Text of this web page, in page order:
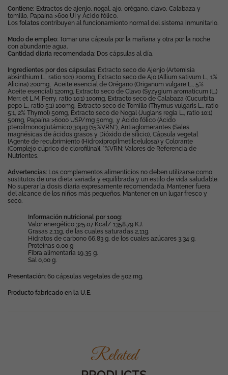
Contiene: Extractos de ajenjo, nogal, ajo, orégano, clavo, Calabaza y
tomillo, Papaína >600 UI y Ácido fólico.
Los folatos contribuyen al funcionamiento normal del sistema inmunitario.
Modo de empleo: Tomar una cápsula por la mañana y otra por la noche
con abundante agua.
Cantidad diaria recomendada: Dos cápsulas al día.
Ingredientes por dos cápsulas: Extracto seco de Ajenjo (Artemisia
absinthium L., ratio 10:1) 200mg, Extracto seco de Ajo (Allium sativum L., 1%
Alicina) 200mg, Aceite esencial de Orégano (Origanum vulgare L., 5%
Aceite esencial) 120mg, Extracto seco de Clavo (Syzygium aromaticum (L.)
Merr. et L.M. Perry, ratio 10:1) 100mg, Extracto seco de Calabaza (Cucurbita
pepo L., ratio 5:1) 100mg, Extracto seco de Tomillo (Thymus vulgaris L., ratio
5:1, 2% Thymol) 50mg, Extracto seco de Nogal (Juglans regia L., ratio 10:1)
50mg, Papaína >6000 USP/mg 50mg, ,y Ácido fólico (Ácido
pteroilmonoglutámico) 30µg (15%VRN*), Antiaglomerantes (Sales
magnésicas de ácidos grasos y Dióxido de silicio), Cápsula vegetal
[Agente de recubrimiento (Hidroxipropilmetilcelulosa) y Colorante
(Complejo cúprico de clorofilina)]. *%VRN: Valores de Referencia de
Nutrientes.
Advertencias: Los complementos alimenticios no deben utilizarse como
sustitutos de una dieta variada y equilibrada y un estilo de vida saludable.
No superar la dosis diaria expresamente recomendada. Mantener fuera
del alcance de los niños más pequeños. Mantener en un lugar fresco y
seco.
Información nutricional por 100g:
Valor energético 325.07 Kcal/ 1358.79 KJ.
Grasas 2,11g, de las cuales saturadas 2,11g.
Hidratos de carbono 66,83 g, de los cuales azúcares 3,34 g.
Proteínas 0,00 g
Fibra alimentaria 19,35 g.
Sal 0,00 g.
Presentación: 60 cápsulas vegetales de 502 mg.
Producto fabricado en la U.E.
Related